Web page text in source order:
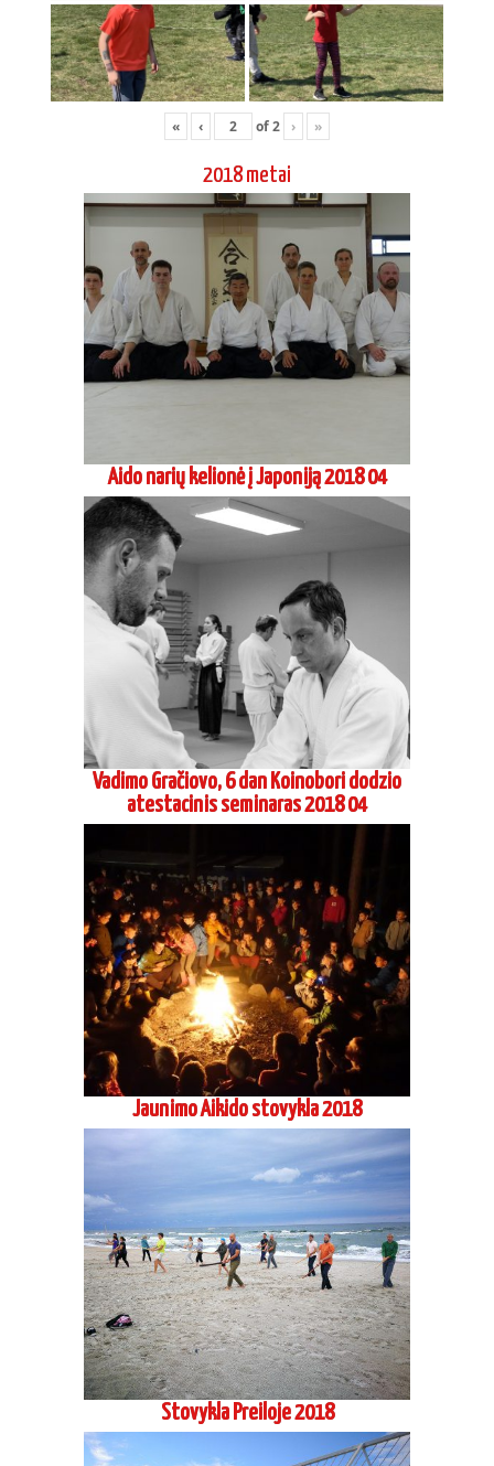
« ‹ of2 › »
2018 metai
Aido narių kelionė į Japoniją 2018 04
Vadimo Gračiovo, 6 dan Koinobori dodzio
atestacinis seminaras 2018 04
Jaunimo Aikido stovykla 2018
Stovykla Preiloje 2018